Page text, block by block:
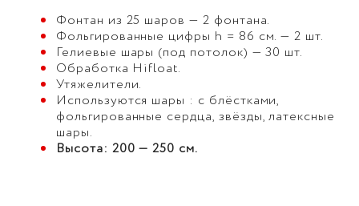
Фонтан из 25 шаров — 2 фонтана.
Фольгированные цифры h = 86 см. — 2 шт.
Гелиевые шары (под потолок) — 30 шт.
Обработка Hifloat.
Утяжелители.
Используются шары : с блёстками,
фольгированные сердца, звёзды, латексные
шары.
Высота: 200 — 250 см.